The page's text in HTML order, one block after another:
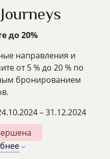
до 20%
направления и
от 5 % до 20 % по
бронированием
– 31.12.2024